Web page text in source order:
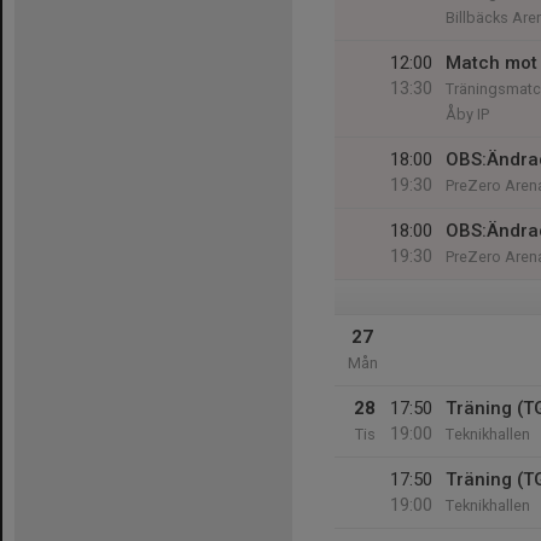
Billbäcks
12:00
13:30
Match mot
Åby IP
18:00
19:30
PreZero
18:00
19:30
PreZero
27
Mån
28
Tis
17:50
19:00
Träning
Teknikhallen
17:50
19:00
Träning
Teknikhallen